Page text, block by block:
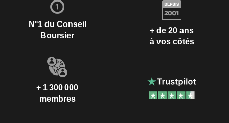
N°1 du Conseil
Boursier
+ de 20 ans
à vos côtés
+ 1 300 000
membres